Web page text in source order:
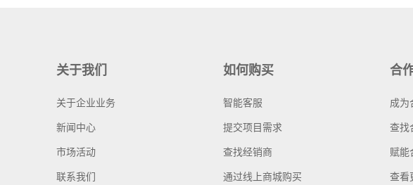
关于我们
关于企业业务
新闻中心
市场活动
联系我们
如何购买
智能客服
提交项目需求
查找经销商
通过线上商城购买
合
成为
查找
赋能
查看